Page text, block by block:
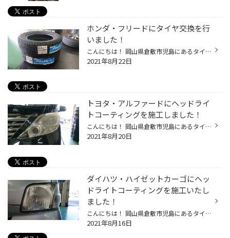
ホンダ・フリードにタイヤ交換を行
いました！
こんにちは！ 岡山県倉敷市児島にあるタイヤ館 アクロスプラザ倉敷児島店スタッフのスマスです！ いつも当店のWEBページをご覧いただきありがとうございます！ 最近は雨が降ったり止んだりと不安定な日が続きますね(;'∀')晴れている日よりも涼しいですがそれでも熱中症などの危険性は変わらず高いの...
2021年8月22日
トヨタ・アルファードにヘッドライ
トコーティングを施工しました！
こんにちは！ 岡山県倉敷市児島にあるタイヤ館 アクロスプラザ倉敷児島店スタッフのスマスです！ いつも当店のWEBページをご覧いただきありがとうございます！ 児島にはかつて茶屋町から下津井港まで下津井電鉄という小さな鉄道が走っていました！線路跡はサイクリングコースとして整備されておりサ...
2021年8月20日
ダイハツ・ハイゼットカーゴにヘッ
ドライトコーティングを施工いたし
ました！
こんにちは！ 岡山県倉敷市児島にあるタイヤ館 アクロスプラザ倉敷児島店スタッフのスマスです！ いつも当店のWEBページをご覧いただきありがとうございます！ 全国で大雨の被害が相次いでいますね・・・。 みなさん危険を感じたら早めの避難をしてくださいね。 土手などの堤防から水が越え始めたら...
2021年8月16日